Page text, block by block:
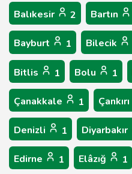
Balıkesir 2 Bartın
Bayburt 1 Bilecik
Bitlis 1 Bolu 1
Çanakkale 1 Çankırı
Denizli 1 Diyarbakır
Edirne 1 Elâzığ 1